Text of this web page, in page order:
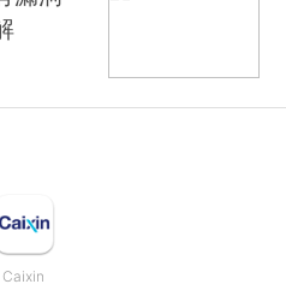
Caixin